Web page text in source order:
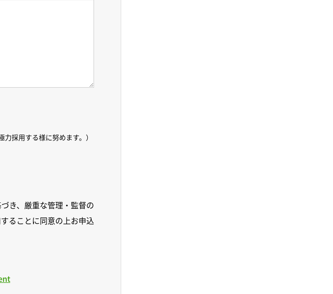
採用する様に努めます。）
き、厳重な管理・監督の
ることに同意の上お申込